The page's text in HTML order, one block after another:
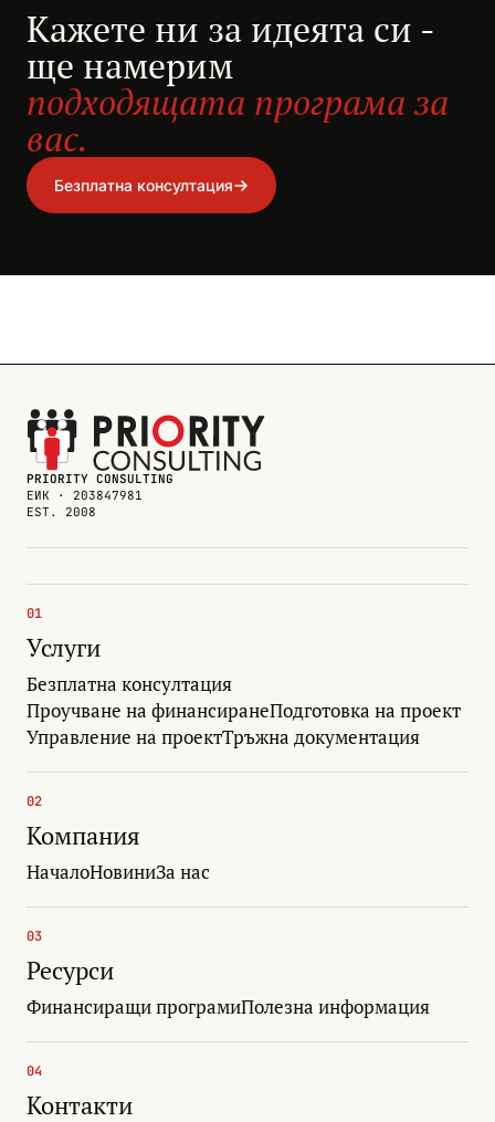
Кажете ни за идеята си -
ще намерим
подходящата програма за
вас.
Безплатна консултация
PRIORITY CONSULTING
ЕИК · 203847981
EST. 2008
01
Услуги
Безплатна консултация
Проучване на финансиранеПодготовка на проект
Управление на проектТръжна документация
02
Компания
НачалоНовиниЗа нас
03
Ресурси
Финансиращи програмиПолезна информация
04
Контакти